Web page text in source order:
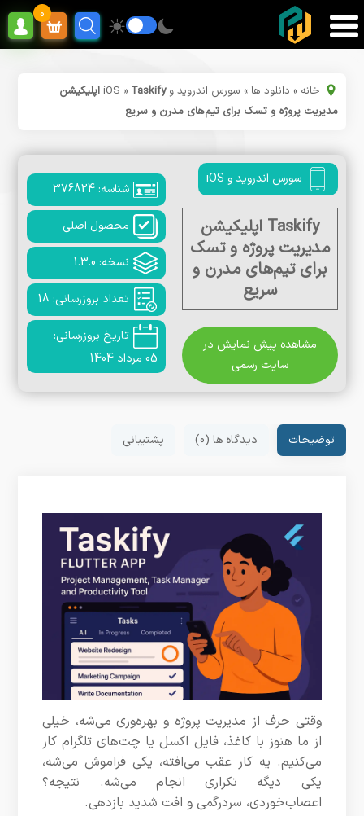
0
خانه » دانلود ها » سورس اندروید و iOS »
Taskify اپلیکیشن
مدیریت پروژه و تسک برای تیم‌های مدرن و سریع
سورس اندروید و iOS
Taskify اپلیکیشن
مدیریت پروژه و تسک
برای تیم‌های مدرن و
سریع
مشاهده پیش نمایش در
سایت رسمی
شناسه: 376824
محصول اصلی
نسخه: 1.3.0
تعداد بروزرسانی: 18
تاریخ بروزرسانی:
05 مرداد 1404
توضیحات دیدگاه ها (0) پشتیبانی
وقتی حرف از مدیریت پروژه و بهره‌وری می‌شه، خیلی
از ما هنوز با کاغذ، فایل اکسل یا چت‌های تلگرام کار
می‌کنیم. یه کار عقب می‌افته، یکی فراموش می‌شه،
یکی دیگه تکراری انجام می‌شه. نتیجه؟
اعصاب‌خوردی، سردرگمی و افت شدید بازدهی.